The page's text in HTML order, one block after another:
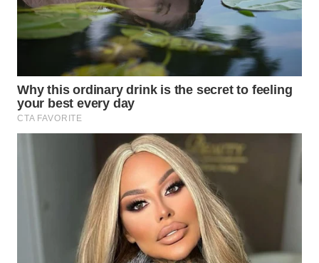
WAHANA
TANI
WAHANA
ADVOKAT
WAHANA